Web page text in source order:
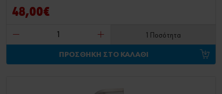
48,00€
1 Ποσότητα
ΠΡΟΣΘΗΚΗ ΣΤΟ ΚΑΛΑΘΙ